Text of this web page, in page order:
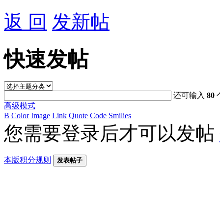
返 回 发新帖
快速发帖
还可输入80
高级模式
B Color Image Link Quote Code Smilies
您需要登录后才可以发帖
本版积分规则 发表帖子